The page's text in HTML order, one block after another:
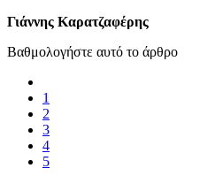
Γιάννης Καρατζαφέρης
Βαθμολογήστε αυτό το άρθρο
1
2
3
4
5